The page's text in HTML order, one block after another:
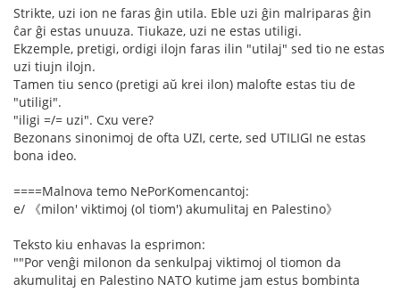
Strikte, uzi ion ne faras ĝin utila. Eble uzi ĝin malriparas ĝin
ĉar ĝi estas unuuza. Tiukaze, uzi ne estas utiligi.
Ekzemple, pretigi, ordigi ilojn faras ilin "utilaj" sed tio ne estas
uzi tiujn ilojn.
Tamen tiu senco (pretigi aŭ krei ilon) malofte estas tiu de
"utiligi".
"iligi =/= uzi". Cxu vere?
Bezonans sinonimoj de ofta UZI, certe, sed UTILIGI ne estas
bona ideo.
====Malnova temo NePorKomencantoj:
e/ 《milon' viktimoj (ol tiom') akumulitaj en Palestino》
Teksto kiu enhavas la esprimon:
""Por venĝi milonon da senkulpaj viktimoj ol tiomon da
akumulitaj en Palestino NATO kutime jam estus bombinta